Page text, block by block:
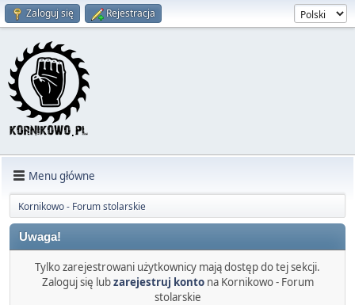
Zaloguj się Rejestracja
Menu główne
Kornikowo - Forum stolarskie
Uwaga!
Tylko zarejestrowani użytkownicy mają dostęp do tej sekcji.
Zaloguj się lubzarejestruj kontona Kornikowo - Forum
stolarskie